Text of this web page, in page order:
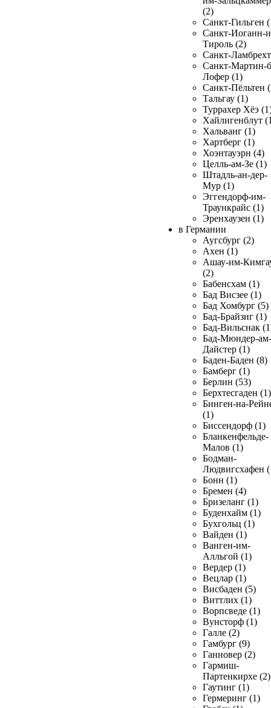
(2)
Санкт-Гильген
Санкт-Иоганн-
Тироль (2)
Санкт-
Санкт-Мартин-
Лофер (1)
Санкт-Пёльтен
Тальгау (1)
Туррахер Хёэ
Хайлигенблут
Хальванг (1)
Хартберг (1)
Хоэнтауэрн (4)
Целль-ам-Зе (1)
Штадль-ан-дер-
Мур (1)
Эггендорф-им-
Траункрайс (1)
Эренхаузен (1)
в Германии
Аугсбург (2)
Ахен (1)
Ашау-им-
(2)
Бабенсхам (1)
Бад Висзее (1)
Бад Хомбург (5)
Бад-Брайзиг (1)
Бад-Вильснак
Бад-Мюндер-ам-
Дайстер (1)
Баден-Баден (8)
Бамберг (1)
Берлин (53)
Берхтесгаден (1)
Бинген-на-
(1)
Биссендорф (1)
Бланкенфельде-
Малов (1)
Бодман-
Людвигсхафен
Бонн (1)
Бремен (4)
Бризеланг (1)
Буденхайм (1)
Бухгольц (1)
Вайден (1)
Ванген-им-
Алльгой (1)
Вердер (1)
Вецлар (1)
Висбаден (5)
Виттлих (1)
Ворпсведе (1)
Вунсторф (1)
Галле (2)
Гамбург (9)
Ганновер (2)
Гармиш-
Партенкирхе (2)
Гаутинг (1)
Гермеринг (1)